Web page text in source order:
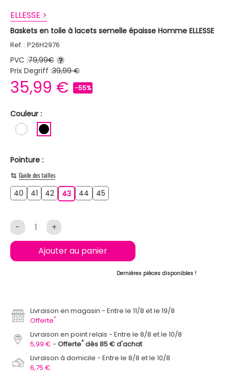
ELLESSE >
Baskets en toile à lacets semelle épaisse Homme ELLESSE
Ref. : P26H2976
PVC :79,99€ ?
Prix Degriff :39,99 €
35,99 € -55%
Couleur :
BLANC
Pointure :
Guide des tailles
40 4041 4242434344 4445
- +
Ajouter au panier
Dernières pièces disponibles !
Livraison en magasin
Entre le 11/8 et le 19/8
Offerte*
Livraison en point relais
Entre le 8/8 et le 10/8
5,99 €
Offerte* dès 85 € d'achat
Livraison à domicile
Entre le 8/8 et le 10/8
6,75 €